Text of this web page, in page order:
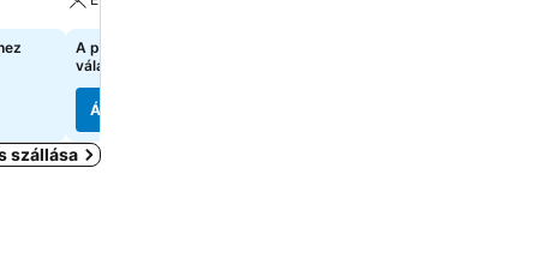
A pontos árak megtekintéséhez
válasszon dátumokat
Árak megjelenítése
szállása